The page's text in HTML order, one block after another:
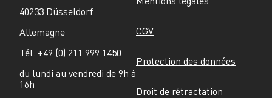
40233 Düsseldorf
Allemagne
Tél. +49 (0) 211 999 1450
du lundi au vendredi de 9h à
16h
CGV
Protection des données
Droit de rétractation